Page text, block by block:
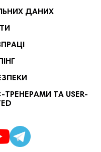
ДАНИХ
ТА USER-